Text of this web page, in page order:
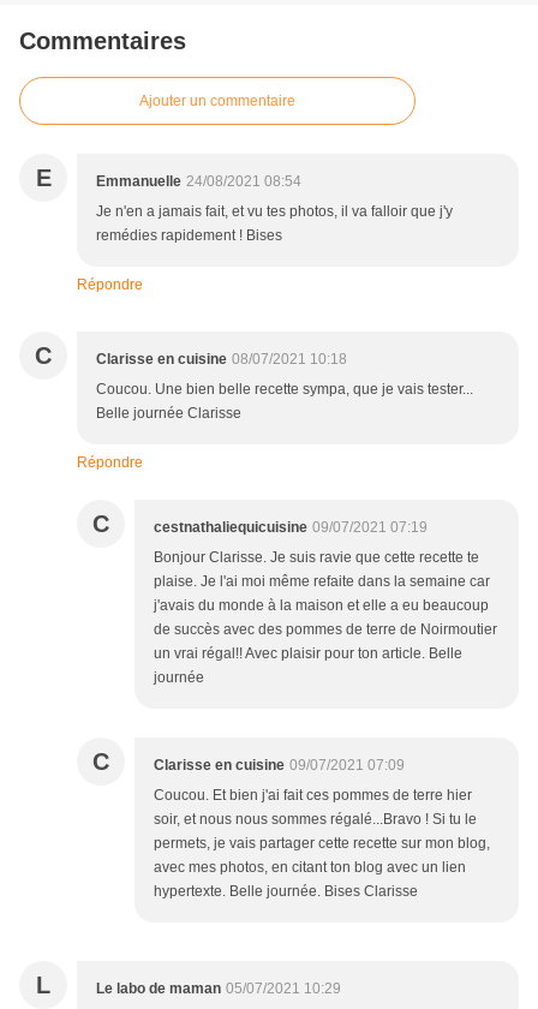
Commentaires
Ajouter un commentaire
E Emmanuelle 24/08/2021 08:54
Je n'en a jamais fait, et vu tes photos, il va falloir que j'y
remédies rapidement ! Bises
Répondre
C Clarisse en cuisine 08/07/2021 10:18
Coucou. Une bien belle recette sympa, que je vais tester...
Belle journée Clarisse
Répondre
C cestnathaliequicuisine 09/07/2021 07:19
Bonjour Clarisse. Je suis ravie que cette recette te
plaise. Je l'ai moi même refaite dans la semaine car
j'avais du monde à la maison et elle a eu beaucoup
de succès avec des pommes de terre de Noirmoutier
un vrai régal!! Avec plaisir pour ton article. Belle
journée
C Clarisse en cuisine 09/07/2021 07:09
Coucou. Et bien j'ai fait ces pommes de terre hier
soir, et nous nous sommes régalé...Bravo ! Si tu le
permets, je vais partager cette recette sur mon blog,
avec mes photos, en citant ton blog avec un lien
hypertexte. Belle journée. Bises Clarisse
L Le labo de maman 05/07/2021 10:29